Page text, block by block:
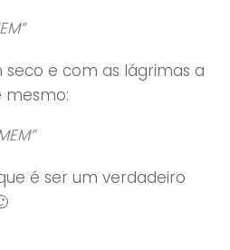
e com as lágrimas a
mesmo:
é ser um verdadeiro